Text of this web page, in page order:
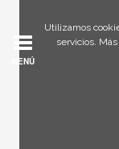
Utilizamos
servicios.
MENÚ